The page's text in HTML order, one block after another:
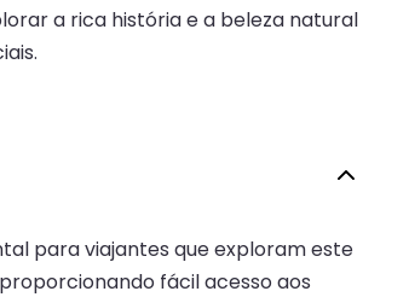
a rica história e a beleza natural
para viajantes que exploram este
fácil acesso aos